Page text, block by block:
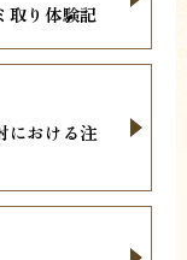
取り体験記
における注